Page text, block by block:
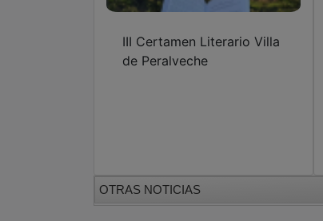
III Certamen Literario Villa
de Peralveche
OTRAS NOTICIAS